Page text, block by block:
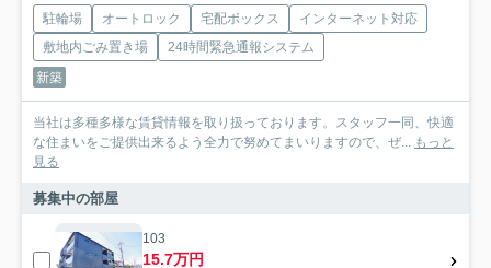
駐輪場 オートロック 宅配ボックス
インターネット対応
敷地内ごみ置き場
24時間緊急通報システム
新築
当社は多種多様な賃貸情報を取り扱っております。スタッフ一同、快適
な住まいをご提供出来るよう全力で努めてまいりますので、ぜ...
もっと
見る
募集中の部屋
103
15.7万円